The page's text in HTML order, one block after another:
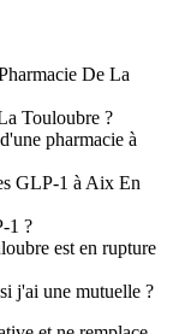
De La
Touloubre ?
pharmacie à
GLP-1 à Aix En
1 ?
est en rupture
j'ai une mutuelle ?